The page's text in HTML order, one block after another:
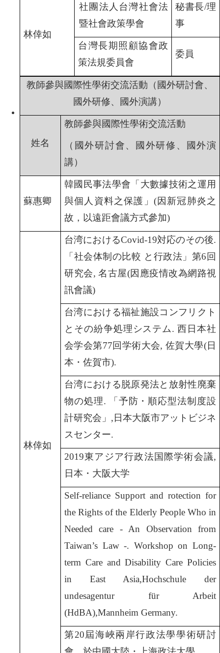
林倖如
社團法人台灣社會法
暨社會政策學會
秘書長/理
事
台灣長期照顧協會政
策法規委員會
委員
教師參與國際性學術交流活動（國外研討會、
國外研修、國外演講）
姓名
教師參與國際性學術交流活動
（國外研討會、國外研修、國外演
講）
蘇惠卿
韓國民事法學會「大數據技術之運用
與個人資料之保護」(因新冠肺炎之
故，以遠距會議方式參加)
林倖如
台湾におけるCovid-19対応のその後.
「社会体制の比較 と行政法」第6回
研究会, 名古屋(因應疫情改為網路視
訊會議)
台湾における福祉施設コンフリクト
とその紛争処理システム. 西日本社
会学会第77回学術大会, 佐賀大學(日
本・佐賀市).
台湾における脱原発法と放射性廃棄
物の処理. 「予防・順応型法制度設
計研究会」,日本大阪市アットビジネ
スセンター.
2019東アジア行政法国際学術会議,
日本・大阪大学
Self-reliance Support and rotection for
the Rights of the Elderly People Who in
Needed care - An Observation from
Taiwan’s Law -. Workshop on Long-
term Care and Disability Care Policies
in East Asia,Hochschule der
undesagentur für Arbeit
(HdBA),Mannheim Germany.
第20屆海峽兩岸行政法學學術研討